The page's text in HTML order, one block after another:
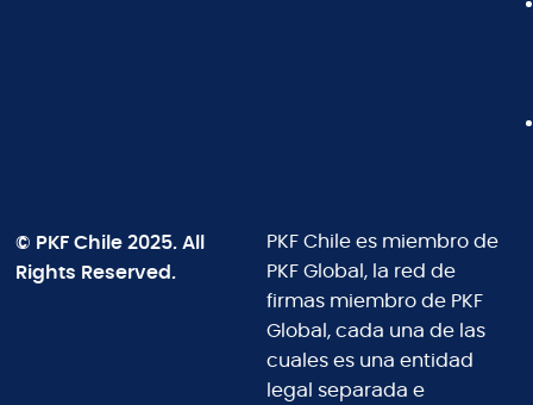
© PKF Chile 2025. All
Rights Reserved.
PKF Chile es miembro de
PKF Global, la red de
firmas miembro de PKF
Global, cada una de las
cuales es una entidad
legal separada e